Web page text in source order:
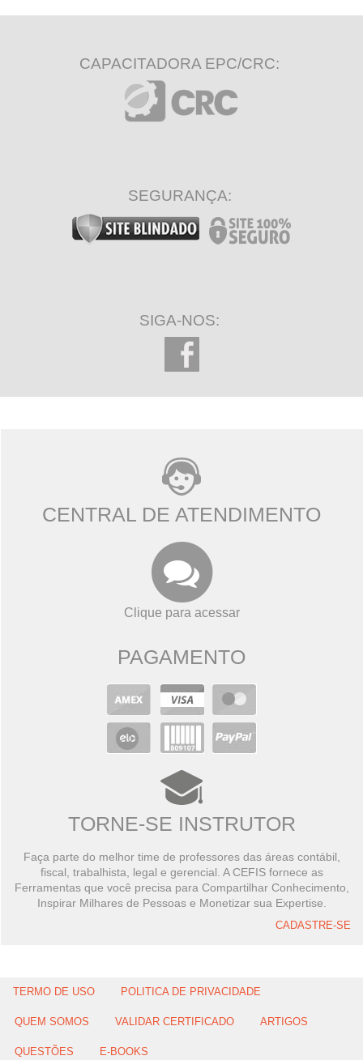
CAPACITADORA EPC/CRC:
SEGURANÇA:
SIGA-NOS:
CENTRAL DE ATENDIMENTO
Clique para acessar
PAGAMENTO
TORNE-SE INSTRUTOR
Faça parte do melhor time de professores das áreas contábil,
fiscal, trabalhista, legal e gerencial. A CEFIS fornece as
Ferramentas que você precisa para Compartilhar Conhecimento,
Inspirar Milhares de Pessoas e Monetizar sua Expertise.
CADASTRE-SE
TERMO DE USO POLITICA DE PRIVACIDADE
QUEM SOMOS VALIDAR CERTIFICADO ARTIGOS
QUESTÕES E-BOOKS